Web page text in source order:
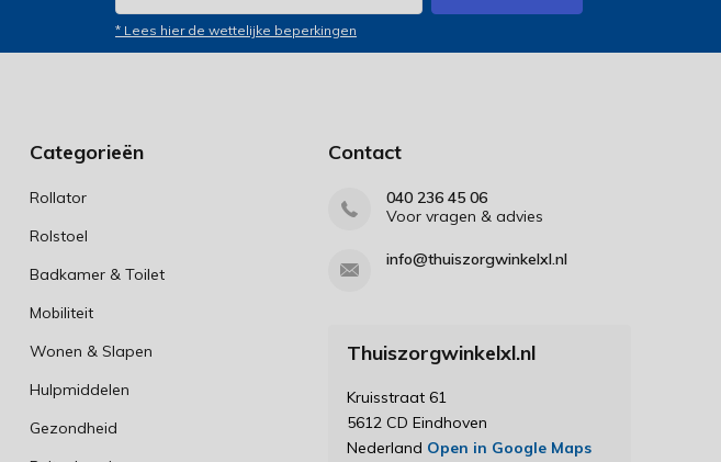
* Lees hier de wettelijke beperkingen
Categorieën
Rollator
Rolstoel
Badkamer & Toilet
Mobiliteit
Wonen & Slapen
Hulpmiddelen
Gezondheid
Contact
040 236 45 06
Voor vragen & advies
info@thuiszorgwinkelxl.nl
Thuiszorgwinkelxl.nl
Kruisstraat 61
5612 CD Eindhoven
Nederland Open in Google Maps